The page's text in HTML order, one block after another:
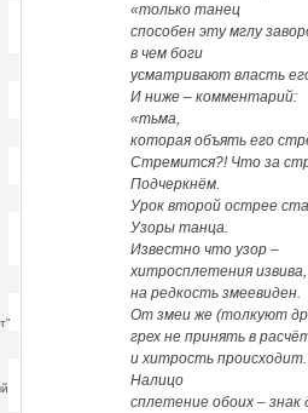
«только танец
способен эту мглу
в чем боги
усматривают власть
И ниже – комментарий:
«тьма,
которая объять его
Стремится?! Что за
Подчеркнём.
Урок второй острее
Узоры танца.
Известно что узор –
хитросплетения извива,
на редкость змеевиден.
От змеи же (толкуют
грех не принять в
и хитрость происходит.
Налицо
сплетение обоих – знак